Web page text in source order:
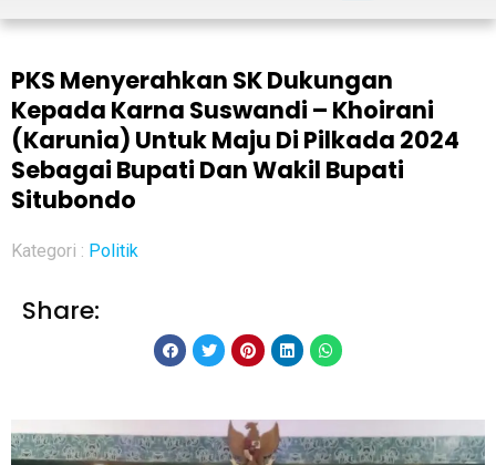
PKS Menyerahkan SK Dukungan
Kepada Karna Suswandi – Khoirani
(Karunia) Untuk Maju Di Pilkada 2024
Sebagai Bupati Dan Wakil Bupati
Situbondo
Kategori : Politik
Share: